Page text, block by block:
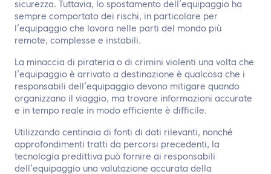
sicurezza. Tuttavia, lo spostamento dell’equipaggio ha
sempre comportato dei rischi, in particolare per
l’equipaggio che lavora nelle parti del mondo più
remote, complesse e instabili.
La minaccia di pirateria o di crimini violenti una volta che
l’equipaggio è arrivato a destinazione è qualcosa che i
responsabili dell’equipaggio devono mitigare quando
organizzano il viaggio, ma trovare informazioni accurate
e in tempo reale in modo efficiente è difficile.
Utilizzando centinaia di fonti di dati rilevanti, nonché
approfondimenti tratti da percorsi precedenti, la
tecnologia predittiva può fornire ai responsabili
dell’equipaggio una valutazione accurata della